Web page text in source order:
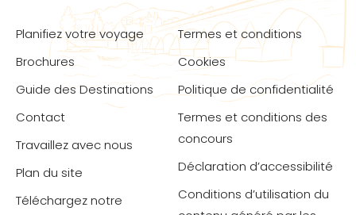
Planifiez votre voyage
Brochures
Guide des Destinations
Contact
Travaillez avec nous
Plan du site
Téléchargez notre
Termes et conditions
Cookies
Politique de confidentialité
Termes et conditions des
concours
Déclaration d’accessibilité
Conditions d’utilisation du